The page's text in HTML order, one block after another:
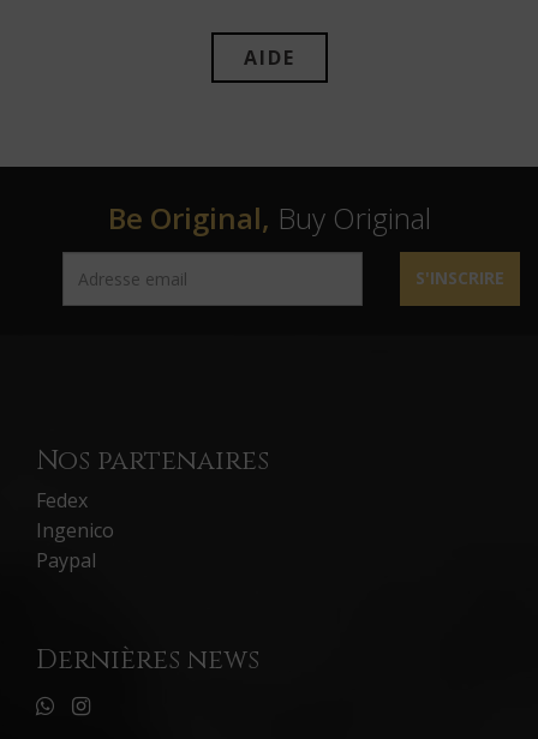
AIDE
Be Original, Buy Original
S'INSCRIRE
Nos partenaires
Fedex
Ingenico
Paypal
Dernières news